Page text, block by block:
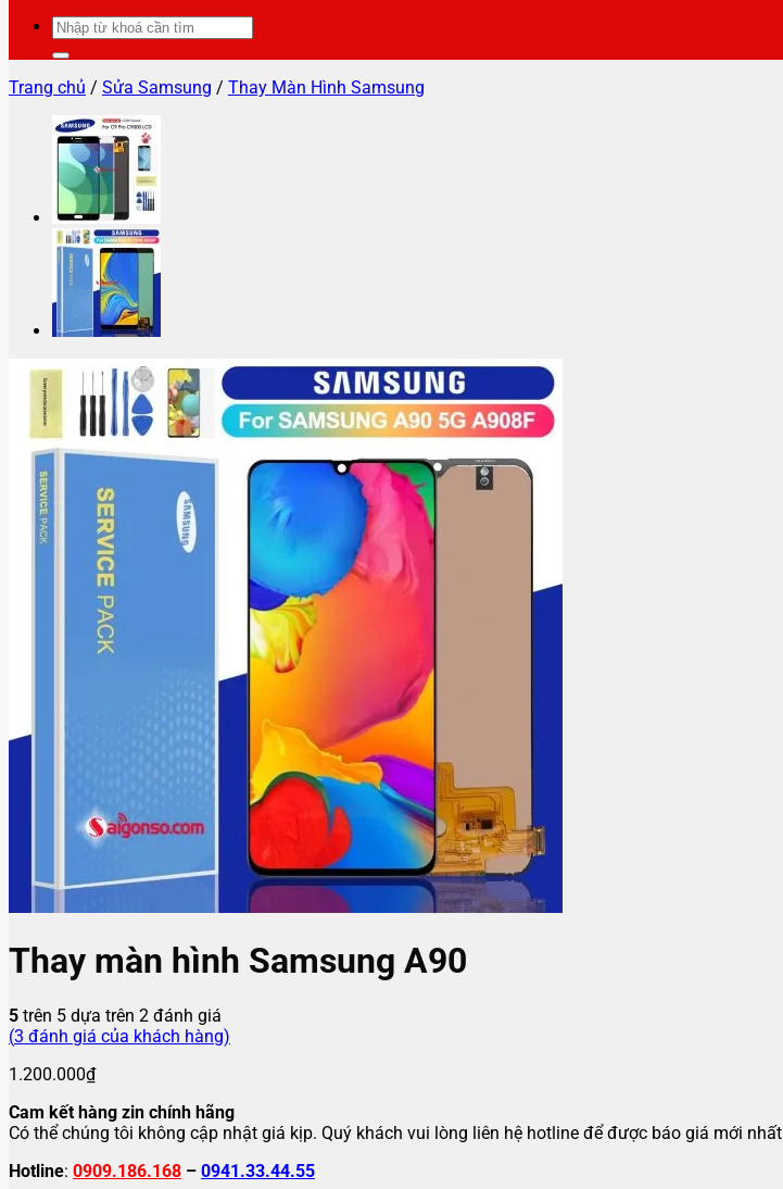
Tìm
kiếm:
Trang chủ / Sửa Samsung / Thay Màn Hình Samsung
Thay màn hình Samsung A90
5 trên 5 dựa trên 2 đánh giá
(3 đánh giá của khách hàng)
1.200.000₫
Cam kết hàng zin chính hãng
Có thể chúng tôi không cập nhật giá kịp. Quý khách vui lòng liên hệ hotline để được báo giá mới nhất
Hotline: 0909.186.168 – 0941.33.44.55